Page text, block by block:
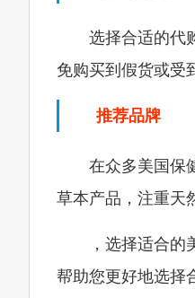
选择合适的代
免购买到假货或受
推荐品牌
在众多美国保
草本产品，注重天
，选择适合
帮助您更好地选择